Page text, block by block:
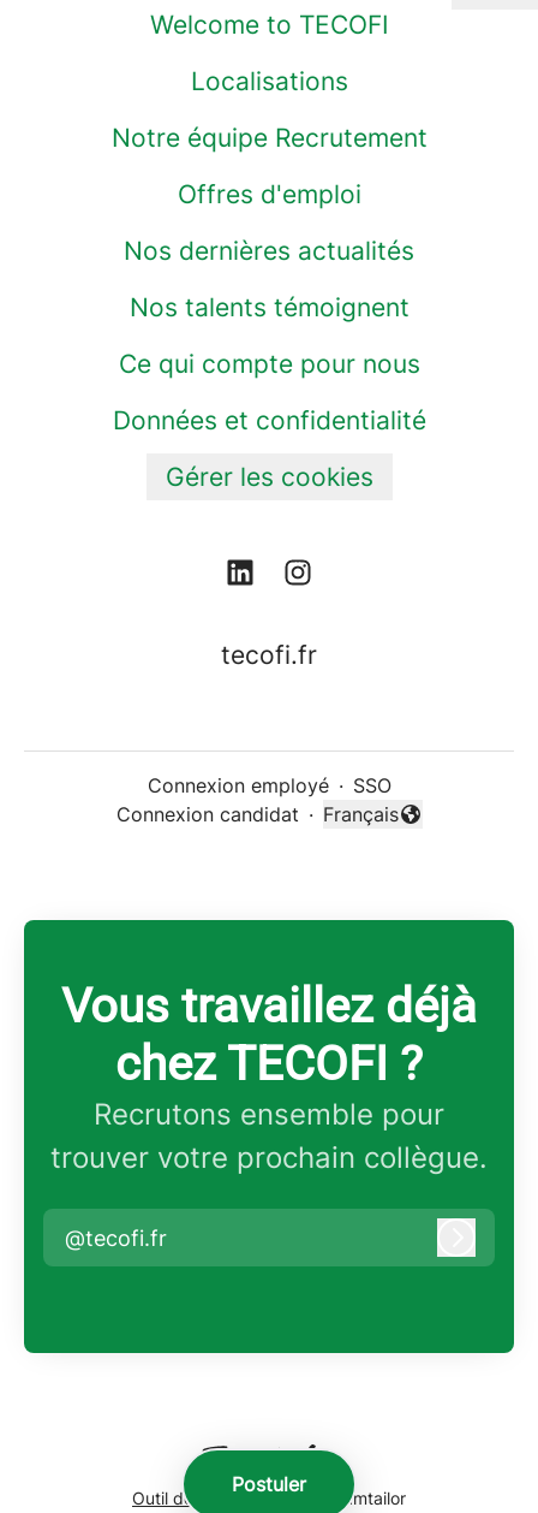
Postuler
Welcome to TECOFI
Localisations
Notre équipe Recrutement
Offres d'emploi
Nos dernières actualités
Nos talents témoignent
Ce qui compte pour nous
Données et confidentialité
Gérer les cookies
tecofi.fr
Connexion employé · SSO
Connexion candidat ·
Changer la langue
Français
Vous travaillez déjà
chez TECOFI ?
Recrutons ensemble pour
trouver votre prochain collègue.
@tecofi.fr
Outil de recrutementde Teamtailor